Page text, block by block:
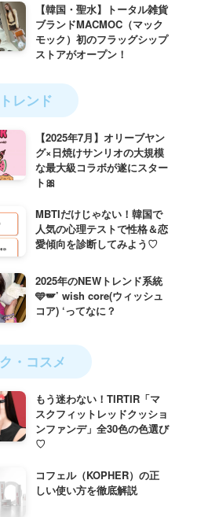
【韓国・聖水】トータル雑貨
ブランドMACMOC（マック
モック）初のフラッグシップ
ストアがオープン！
レンド
【2025年7月】オリーブヤン
グ×日焼けサンリオの大規模
な最大級コラボが遂にスター
ト🎀
MBTIだけじゃない！韓国で
人気の心理テストで性格＆恋
愛傾向を診断してみよう♡
2025年のNEWトレンド系統
🩵🪽’ wish core(ウィッシュ
コア) ‘ってなに？
・コスメ
もう迷わない！TIRTIR「マ
スクフィットレッドクッショ
ンファンデ」全30色の色選び
♡
コフェル（KOPHER）の正
しい使い方を徹底解説